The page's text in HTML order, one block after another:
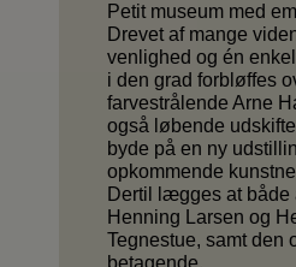
Petit museum med
Drevet af mange
venlighed og én
i den grad forbløffes
farvestrålende Arne
også løbende
byde på en ny
opkommende
Dertil lægges at både
Henning Larsen og
Tegnestue, samt den
betagende.